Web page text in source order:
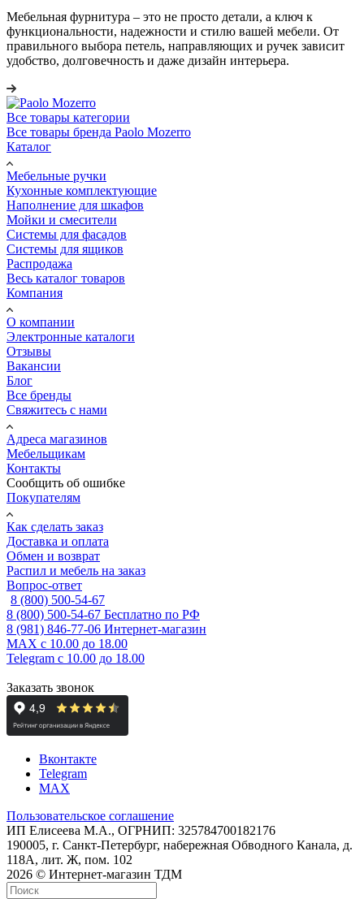
Мебельная фурнитура – это не просто детали, а ключ к
функциональности, надежности и стилю вашей мебели. От
правильного выбора петель, направляющих и ручек зависит
удобство, долговечность и даже дизайн интерьера.
Все товары категории
Все товары бренда Paolo Mozerro
Каталог
Мебельные ручки
Кухонные комплектующие
Наполнение для шкафов
Мойки и смесители
Системы для фасадов
Системы для ящиков
Распродажа
Весь каталог товаров
Компания
О компании
Электронные каталоги
Отзывы
Вакансии
Блог
Все бренды
Свяжитесь с нами
Адреса магазинов
Мебельщикам
Контакты
Сообщить об ошибке
Покупателям
Как сделать заказ
Доставка и оплата
Обмен и возврат
Распил и мебель на заказ
Вопрос-ответ
8 (800) 500-54-67
8 (800) 500-54-67 Бесплатно по РФ
8 (981) 846-77-06 Интернет-магазин
MAX с 10.00 до 18.00
Telegram с 10.00 до 18.00
Заказать звонок
Вконтакте
Telegram
MAX
Пользовательское соглашение
ИП Елисеева М.А., ОГРНИП: 325784700182176
190005, г. Санкт-Петербург, набережная Обводного Канала, д.
118А, лит. Ж, пом. 102
2026 © Интернет-магазин ТДМ